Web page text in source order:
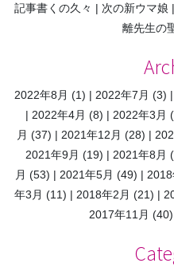
記事書くの久々 次の新ウマ娘
離先生の
2022年8月 (1) 2022年7月 (3)
2022年4月 (8) 2022年3月
月 (37) 2021年12月 (28)
2021年9月 (19) 2021年8月
月 (53) 2021年5月 (49) 2018
年3月 (11) 2018年2月 (21)
2017年11月 (40)